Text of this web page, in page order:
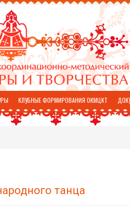
КЛУБНЫЕ ФОРМИРОВАНИЯ ОКМЦКТ
танца